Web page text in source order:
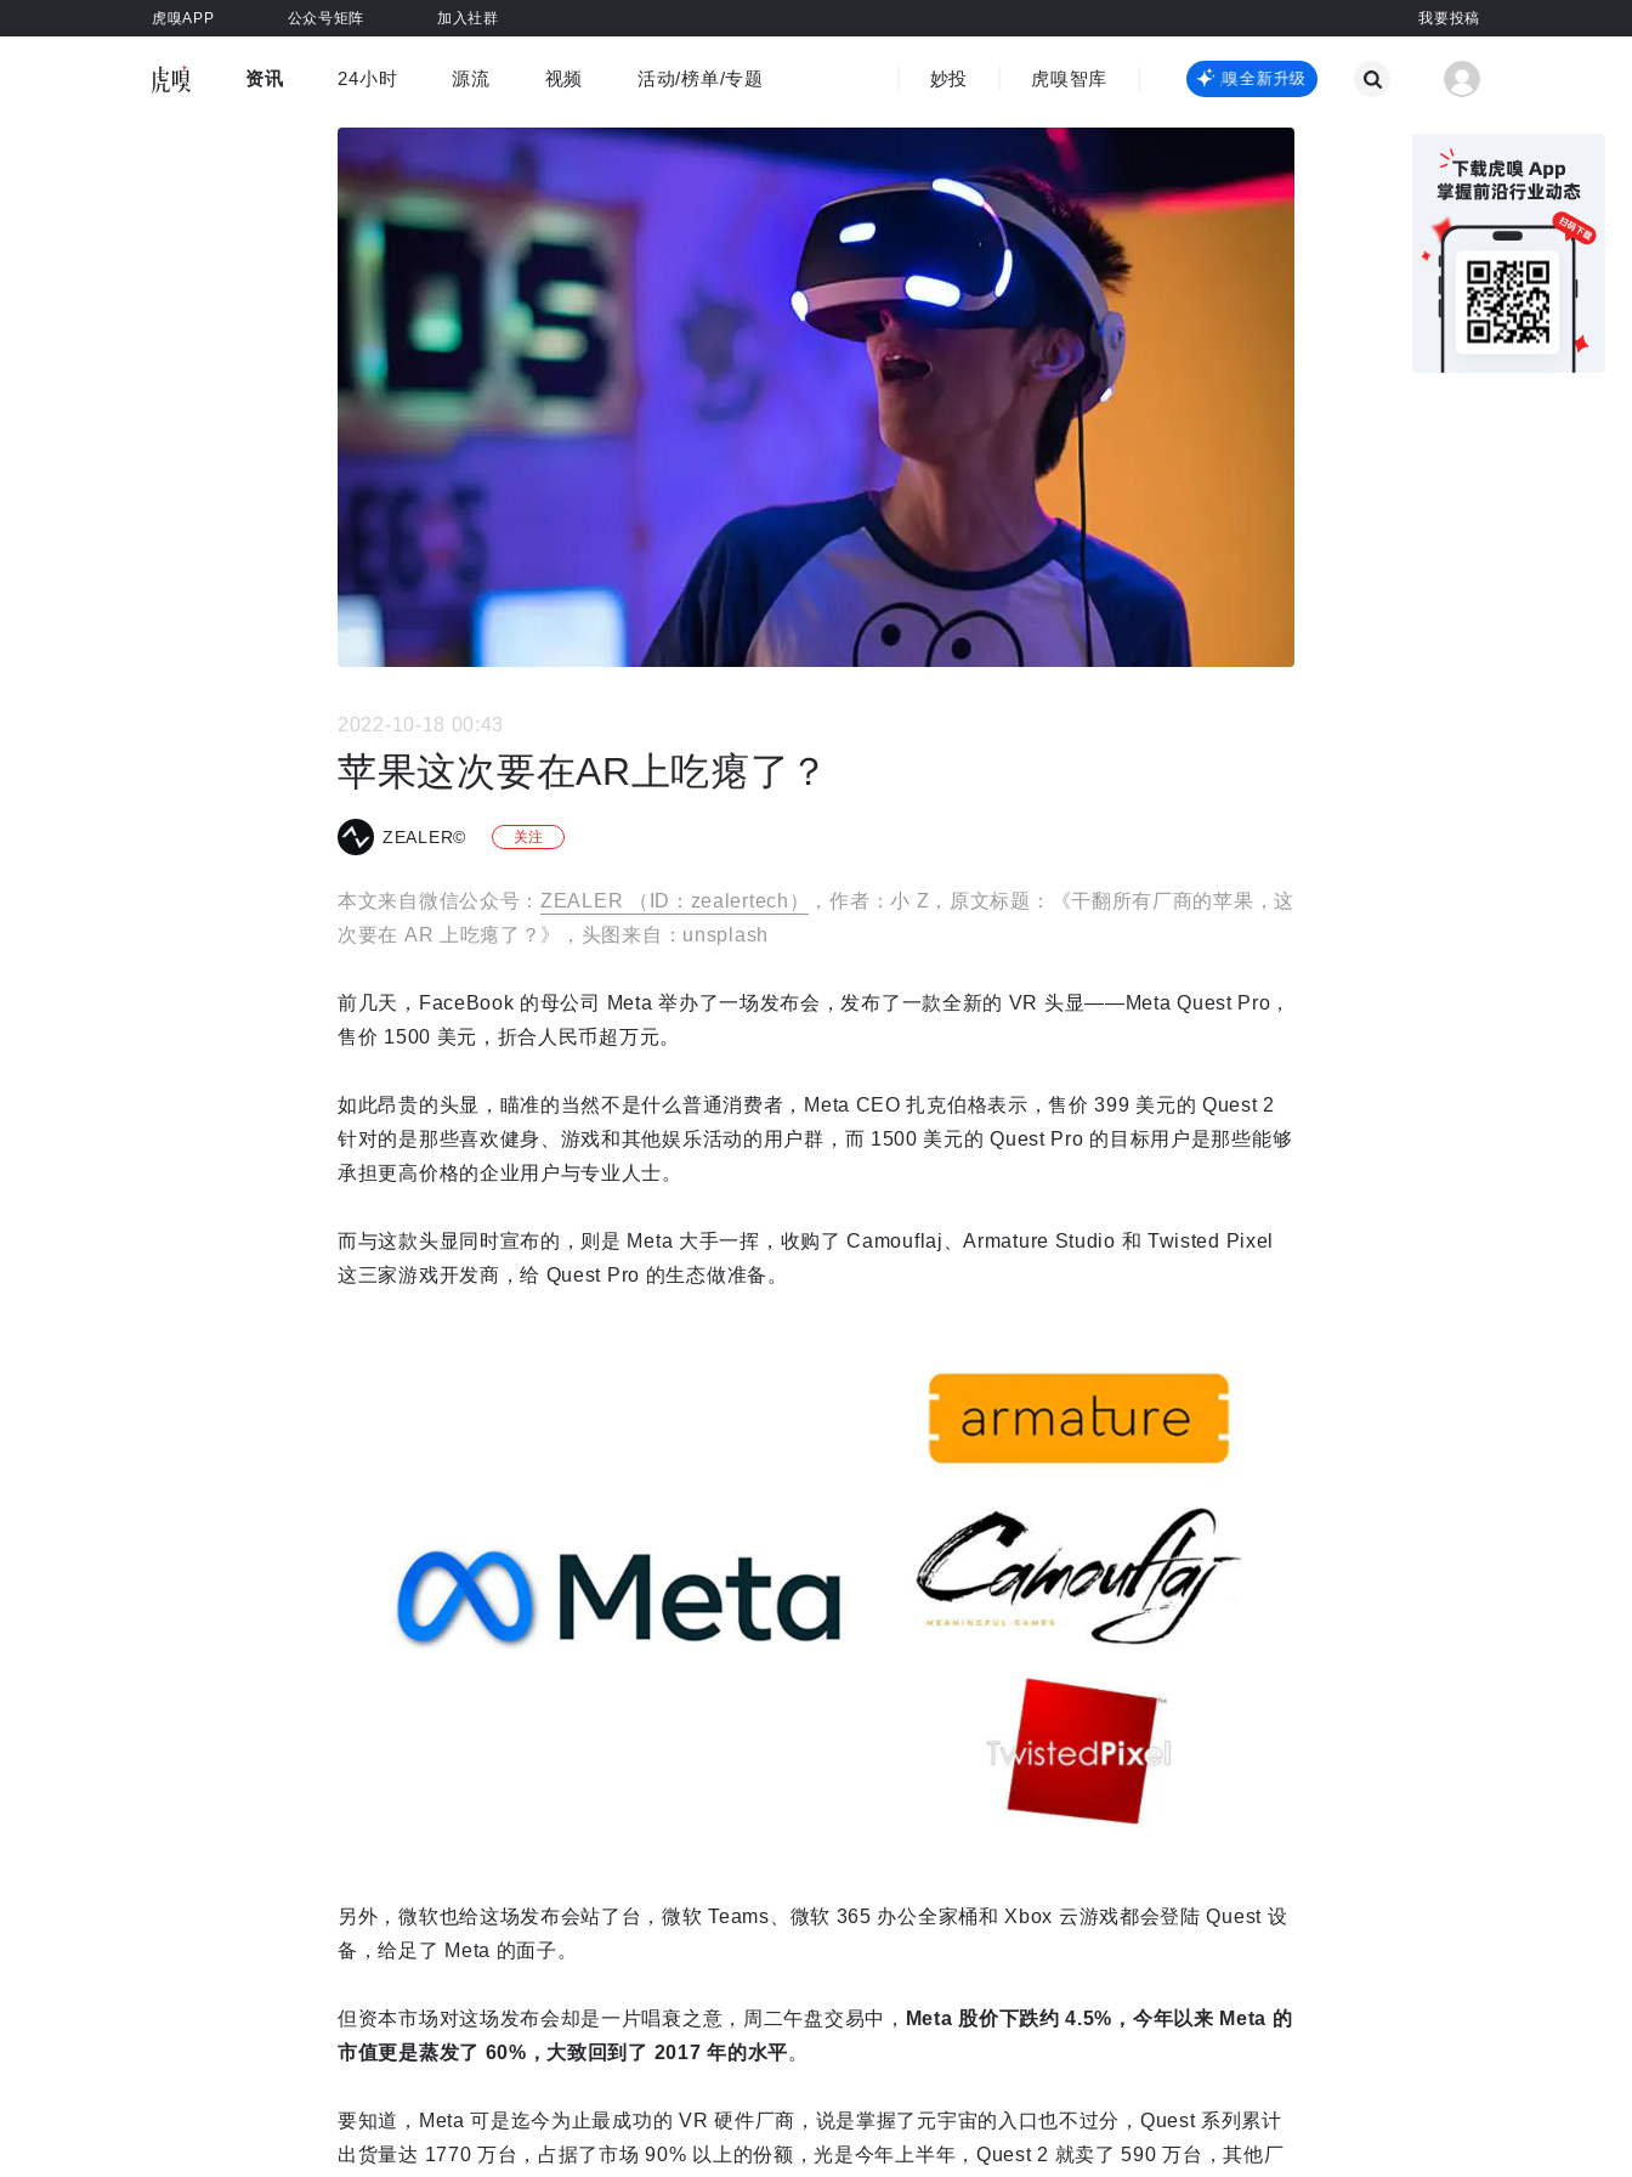
虎嗅APP 公众号矩阵 加入社群 我要投稿
资讯
车与出行 商业消费 社会文化 金融财经 出海
国际热点
健康 3C数码 观点
24小时 源流 视频
虎嗅视界 视频精选
活动/榜单/专题 妙投 虎嗅智库 虎嗅嗅全新升级 虎嗅嗅全新升级
2022-10-18 00:43
苹果这次要在AR上吃瘪了？
ZEALER© 关注
本文来自微信公众号： ZEALER （ID：zealertech）
，作者：小 Z，原文标题：《干翻所有厂商的苹果，这
次要在 AR 上吃瘪了？》，头图来自：unsplash
前几天，FaceBook 的母公司 Meta 举办了一场发布会，发布了一款全新的 VR 头显——Meta Quest Pro，
售价 1500 美元，折合人民币超万元。
如此昂贵的头显，瞄准的当然不是什么普通消费者，Meta CEO 扎克伯格表示，售价 399 美元的 Quest 2
针对的是那些喜欢健身、游戏和其他娱乐活动的用户群，而 1500 美元的 Quest Pro 的目标用户是那些能够
承担更高价格的企业用户与专业人士。
而与这款头显同时宣布的，则是 Meta 大手一挥，收购了 Camouflaj、Armature Studio 和 Twisted Pixel
这三家游戏开发商，给 Quest Pro 的生态做准备。
另外，微软也给这场发布会站了台，微软 Teams、微软 365 办公全家桶和 Xbox 云游戏都会登陆 Quest 设
备，给足了 Meta 的面子。
但资本市场对这场发布会却是一片唱衰之意，周二午盘交易中，
Meta 股价下跌约 4.5%，今年以来 Meta 的
市值更是蒸发了 60%，大致回到了 2017 年的水平。
要知道，Meta 可是迄今为止最成功的 VR 硬件厂商，说是掌握了元宇宙的入口也不过分，Quest 系列累计
出货量达 1770 万台，占据了市场 90% 以上的份额，光是今年上半年，Quest 2 就卖了 590 万台，其他厂